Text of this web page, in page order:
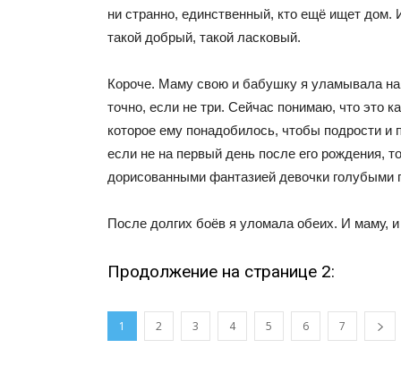
ни странно, единственный, кто ещё ищет дом.
такой добрый, такой ласковый.
Короче. Маму свою и бабушку я уламывала на
точно, если не три. Сейчас понимаю, что это
которое ему понадобилось, чтобы подрости и
если не на первый день после его рождения,
дорисованными фантазией девочки голубыми
После долгих боёв я уломала обеих. И маму,
Продолжение на странице 2:
1 2 3 4 5 6 7